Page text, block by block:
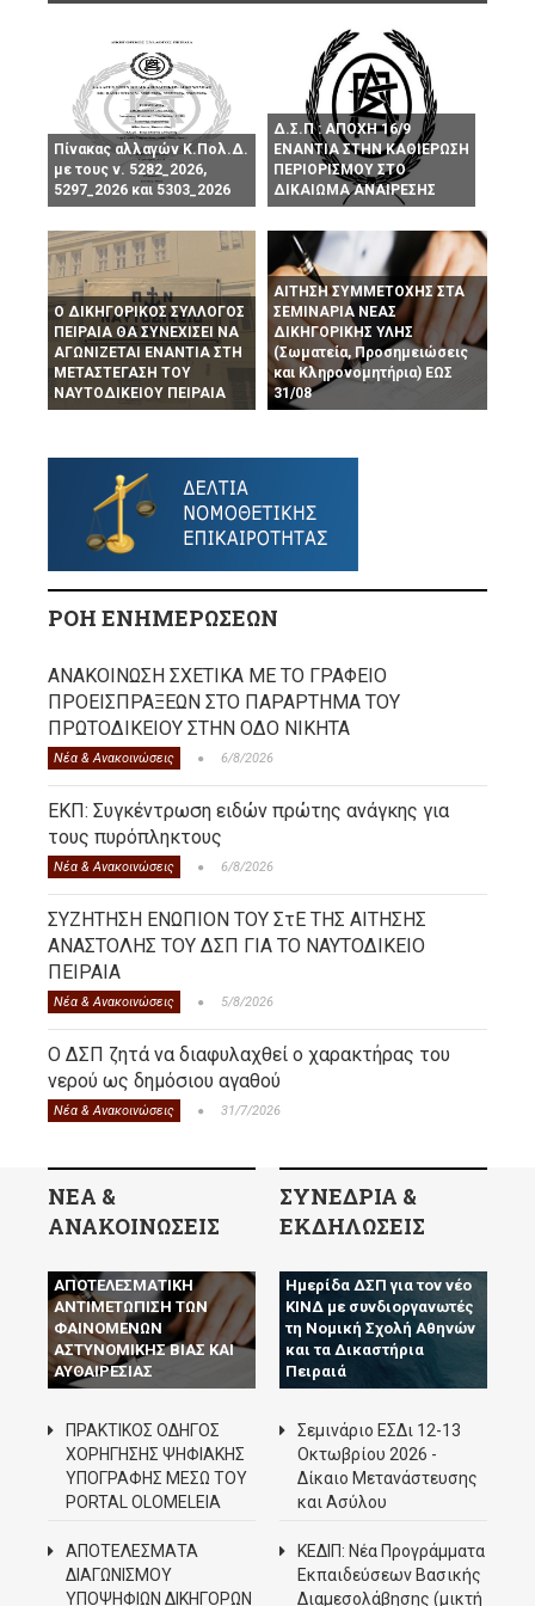
Πίνακας αλλαγών Κ.Πολ.Δ.
με τους ν. 5282_2026,
5297_2026 και 5303_2026
Δ.Σ.Π : ΑΠΟΧΗ 16/9
ΕΝΑΝΤΙΑ ΣΤΗΝ ΚΑΘΙΕΡΩΣΗ
ΠΕΡΙΟΡΙΣΜΟΥ ΣΤΟ
ΔΙΚΑΙΩΜΑ ΑΝΑΙΡΕΣΗΣ
Ο ΔΙΚΗΓΟΡΙΚΟΣ ΣΥΛΛΟΓΟΣ
ΠΕΙΡΑΙΑ ΘΑ ΣΥΝΕΧΙΣΕΙ ΝΑ
ΑΓΩΝΙΖΕΤΑΙ ΕΝΑΝΤΙΑ ΣΤΗ
ΜΕΤΑΣΤΕΓΑΣΗ ΤΟΥ
ΝΑΥΤΟΔΙΚΕΙΟΥ ΠΕΙΡΑΙΑ
ΑΙΤΗΣΗ ΣΥΜΜΕΤΟΧΗΣ ΣΤΑ
ΣΕΜΙΝΑΡΙΑ ΝΕΑΣ
ΔΙΚΗΓΟΡΙΚΗΣ ΥΛΗΣ
(Σωματεία, Προσημειώσεις
και Κληρονομητήρια) ΕΩΣ
31/08
ΡΟΗ ΕΝΗΜΕΡΩΣΕΩΝ
ΑΝΑΚΟΙΝΩΣΗ ΣΧΕΤΙΚΑ ΜΕ ΤΟ ΓΡΑΦΕΙΟ
ΠΡΟΕΙΣΠΡΑΞΕΩΝ ΣΤΟ ΠΑΡΑΡΤΗΜΑ ΤΟΥ
ΠΡΩΤΟΔΙΚΕΙΟΥ ΣΤΗΝ ΟΔΟ ΝΙΚΗΤΑ
Νέα & Ανακοινώσεις 6/8/2026
ΕΚΠ: Συγκέντρωση ειδών πρώτης ανάγκης για
τους πυρόπληκτους
Νέα & Ανακοινώσεις 6/8/2026
ΣΥΖΗΤΗΣΗ ΕΝΩΠΙΟΝ ΤΟΥ ΣτΕ ΤΗΣ ΑΙΤΗΣΗΣ
ΑΝΑΣΤΟΛΗΣ ΤΟΥ ΔΣΠ ΓΙΑ ΤΟ ΝΑΥΤΟΔΙΚΕΙΟ
ΠΕΙΡΑΙΑ
Νέα & Ανακοινώσεις 5/8/2026
Ο ΔΣΠ ζητά να διαφυλαχθεί ο χαρακτήρας του
νερού ως δημόσιου αγαθού
Νέα & Ανακοινώσεις 31/7/2026
ΝΕΑ &
ΑΝΑΚΟΙΝΩΣΕΙΣ
ΑΠΟΤΕΛΕΣΜΑΤΙΚΗ
ΑΝΤΙΜΕΤΩΠΙΣΗ ΤΩΝ
ΦΑΙΝΟΜΕΝΩΝ
ΑΣΤΥΝΟΜΙΚΗΣ ΒΙΑΣ ΚΑΙ
ΑΥΘΑΙΡΕΣΙΑΣ
ΠΡΑΚΤΙΚΟΣ ΟΔΗΓΟΣ
ΧΟΡΗΓΗΣΗΣ ΨΗΦΙΑΚΗΣ
ΥΠΟΓΡΑΦΗΣ ΜΕΣΩ ΤΟΥ
PORTAL OLOMELEIA
ΑΠΟΤΕΛΕΣΜΑΤΑ
ΔΙΑΓΩΝΙΣΜΟΥ
ΥΠΟΨΗΦΙΩΝ ΔΙΚΗΓΟΡΩΝ
ΣΥΝΕΔΡΙΑ &
ΕΚΔΗΛΩΣΕΙΣ
Ημερίδα ΔΣΠ για τον νέο
ΚΙΝΔ με συνδιοργανωτές
τη Νομική Σχολή Αθηνών
και τα Δικαστήρια
Πειραιά
Σεμινάριο ΕΣΔι 12-13
Οκτωβρίου 2026 -
Δίκαιο Μετανάστευσης
και Ασύλου
ΚΕΔΙΠ: Νέα Προγράμματα
Εκπαιδεύσεων Βασικής
Διαμεσολάβησης (μικτή